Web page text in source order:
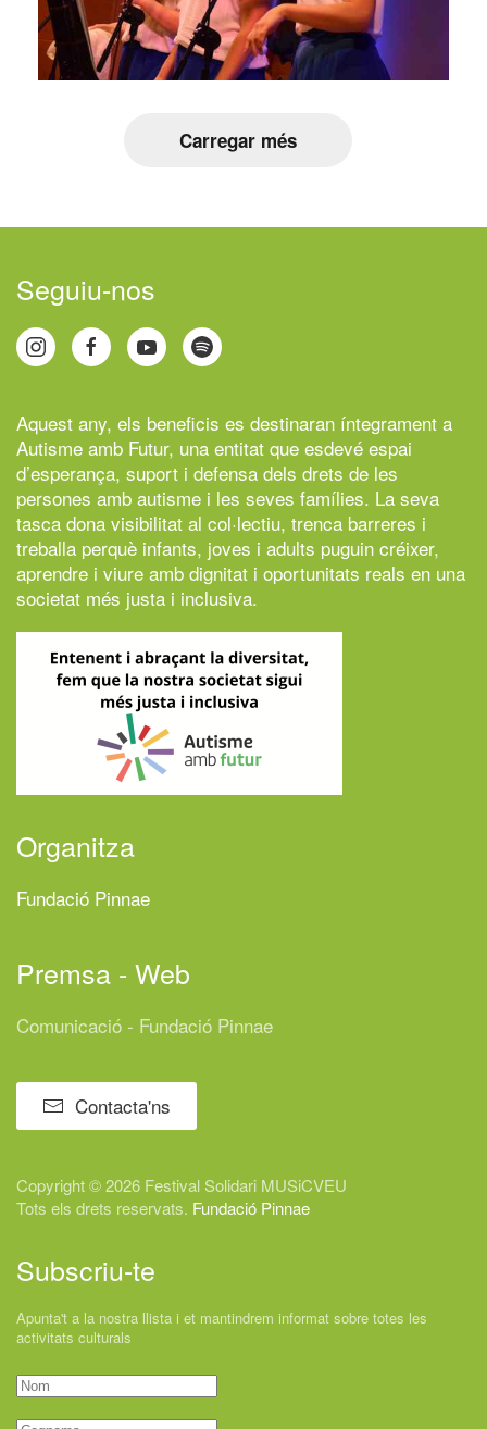
Carregar més
Seguiu-nos
Aquest any, els beneficis es destinaran íntegrament a
Autisme amb Futur, una entitat que esdevé espai
d’esperança, suport i defensa dels drets de les
persones amb autisme i les seves famílies. La seva
tasca dona visibilitat al col·lectiu, trenca barreres i
treballa perquè infants, joves i adults puguin créixer,
aprendre i viure amb dignitat i oportunitats reals en una
societat més justa i inclusiva.
Organitza
Fundació Pinnae
Premsa - Web
Comunicació - Fundació Pinnae
Contacta'ns
Copyright © 2026 Festival Solidari MUSiCVEU
Tots els drets reservats. Fundació Pinnae
Subscriu-te
Apunta't a la nostra llista i et mantindrem informat sobre totes les
activitats culturals